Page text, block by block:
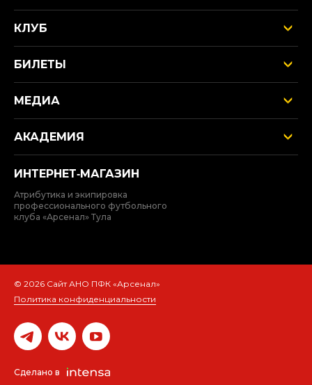
КЛУБ
БИЛЕТЫ
МЕДИА
АКАДЕМИЯ
ИНТЕРНЕТ‑МАГАЗИН
Атрибутика и экипировка
профессионального футбольного
клуба «Арсенал» Тула
© 2026 Сайт АНО ПФК «Арсенал»
Политика конфиденциальности
Сделано в